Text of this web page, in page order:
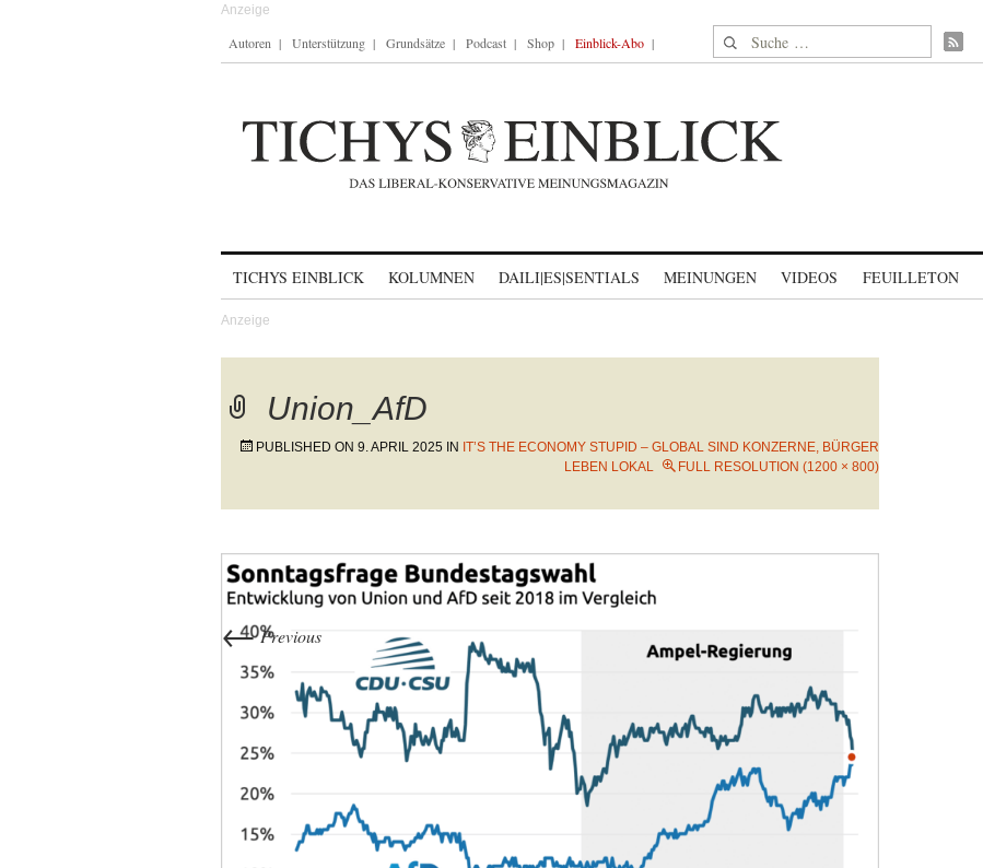
Autoren Unterstützung Grundsätze Podcast Shop Einblick-Abo Suche nach:
TICHYS EINBLICK KOLUMNEN DAILI|ES|SENTIALS MEINUNGEN VIDEOS FEUILLETON
Union_AfD
PUBLISHED ON 9. APRIL 2025 IN IT’S THE ECONOMY STUPID – GLOBAL SIND KONZERNE, BÜRGER
LEBEN LOKAL
FULL RESOLUTION (1200 × 800)
←Previous